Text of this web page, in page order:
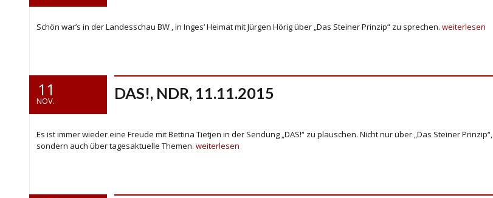
Schön war’s in der Landesschau BW , in Inges‘ Heimat mit Jürgen Hörig über „Das Steiner Prinzip“ zu sprechen. weiterlesen
11
NOV. DAS!, NDR, 11.11.2015
Es ist immer wieder eine Freude mit Bettina Tietjen in der Sendung „DAS!“ zu plauschen. Nicht nur über „Das Steiner Prinzip“,
sondern auch über tagesaktuelle Themen. weiterlesen